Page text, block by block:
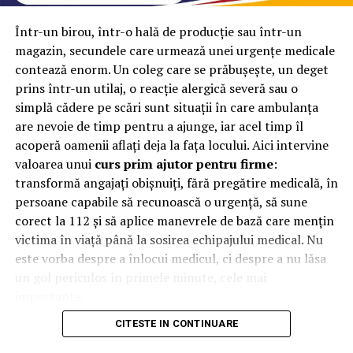
Gandeste-te la divertisment: O petrecere de 10 ani
de la terminarea liceului trebuie sa aiba un program
muzical de exceptie. Inchiriaza un DJ sau o trupa
care sa creeze o atmosfera plina de energie si
amuzament. De asemenea, poti organiza jocuri si
activitati pentru a pastra atmosfera vesela.
Realizeaza decoruri frumoase: Decoratiunile sunt
cele care vor da viata temei petrecerii. Opteaza
pentru decoruri care sa aminteasca de anii de liceu
si de personalitatea fiecaruia dintre colegi.
Apeleaza la un decorator de evenimente pentru a
crea aranjamente florale si decoruri spectaculoase.
un plan de asistenta medicala, asigura suficiente
locuri de parcare, bai curate si un spatiu pentru
Într-un birou, într-o hală de producție sau într-un
magazin, secundele care urmează unei urgențe medicale
contează enorm. Un coleg care se prăbușește, un deget
prins într-un utilaj, o reacție alergică severă sau o
simplă cădere pe scări sunt situații în care ambulanța
are nevoie de timp pentru a ajunge, iar acel timp îl
acoperă oamenii aflați deja la fața locului. Aici intervine
valoarea unui curs prim ajutor pentru firme:
transformă angajați obișnuiți, fără pregătire medicală, în
persoane capabile să recunoască o urgență, să sune
corect la 112 și să aplice manevrele de bază care mențin
victima în viață până la sosirea echipajului medical. Nu
este vorba despre a înlocui medicul, ci despre a nu lăsa
De ce contează primele minute
CITESTE IN CONTINUARE